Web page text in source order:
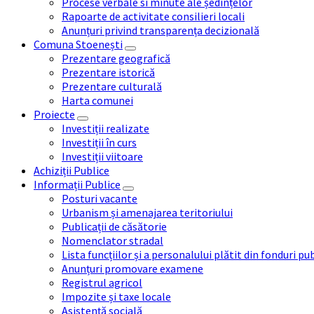
Rapoarte de activitate consilieri locali
Anunțuri privind transparența decizională
Comuna Stoenești
Prezentare geografică
Prezentare istorică
Prezentare culturală
Harta comunei
Proiecte
Investiții realizate
Investiții în curs
Investiții viitoare
Achiziții Publice
Informații Publice
Posturi vacante
Urbanism și amenajarea teritoriului
Publicații de căsătorie
Nomenclator stradal
Lista funcțiilor și a personalului plătit din fonduri
Anunțuri promovare examene
Registrul agricol
Impozite și taxe locale
Asistență socială